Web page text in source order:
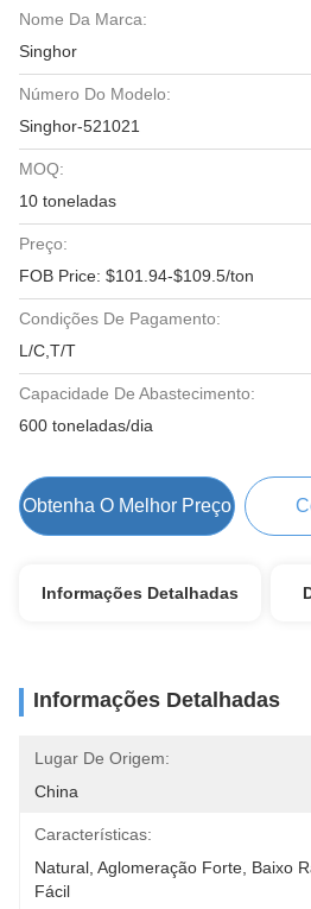
Nome Da Marca:
Singhor
Número Do Modelo:
Singhor-521021
MOQ:
10 toneladas
Preço:
FOB Price: $101.94-$109.5/ton
Condições De Pagamento:
L/C,T/T
Capacidade De Abastecimento:
600 toneladas/dia
Obtenha O Melhor Preço
Informações Detalhadas
Informações Detalhadas
Lugar De Origem:
China
Características:
Natural, Aglomeração Forte, Baixo
Fácil